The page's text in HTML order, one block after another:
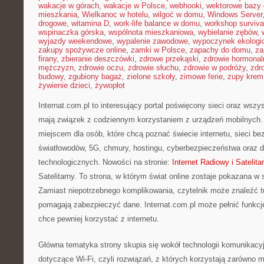
wakacje w górach, wakacje w Polsce, webhooki, wektorowe bazy
mieszkania, Wielkanoc w hotelu, wilgoć w domu, Windows Server
drogowe, witamina D, work-life balance w domu, workshop
wspinaczka górska, wspólnota mieszkaniowa, wybielanie zębów,
wyjazdy weekendowe, wypalenie zawodowe, wypoczynek
zakupy spożywcze online, zamki w Polsce, zapachy do domu,
firany, zbieranie deszczówki, zdrowe przekąski, zdrowie
mężczyzn, zdrowie oczu, zdrowie słuchu, zdrowie w podróży,
budowy, zgubiony bagaż, zielone szkoły, zimowe ferie, zupy krem
żywienie dzieci, żywopłot
Internat.com.pl to interesujący portal poświęcony sieci oraz
mają związek z codziennym korzystaniem z urządzeń
miejscem dla osób, które chcą poznać świecie internetu, sieci
światłowodów, 5G, chmury, hostingu, cyberbezpieczeństwa oraz
technologicznych. Nowości na stronie: Internet Radiowy i
Satelitarny. To strona, w którym świat online zostaje pokazana w
Zamiast niepotrzebnego komplikowania, czytelnik może znaleźć
pomagają zabezpieczyć dane. Internat.com.pl może pełnić
chce pewniej korzystać z internetu.
Główna tematyka strony skupia się wokół technologii
dotyczące Wi-Fi, czyli rozwiązań, z których korzystają zarówno